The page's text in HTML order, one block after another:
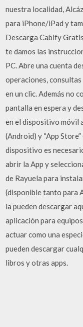
nuestra localidad,
para iPhone/iPad y
Descarga Cabify
te damos las
PC. Abre una cuenta
operaciones,
en un clic. Además no
pantalla en espera y
en el dispositivo móvil
(Android) y “App
dispositivo es
abrir la App y
de Rayuela para
(disponible tanto para
la pueden descargar
aplicación para
actuar como una
pueden descargar
libros y otras apps.